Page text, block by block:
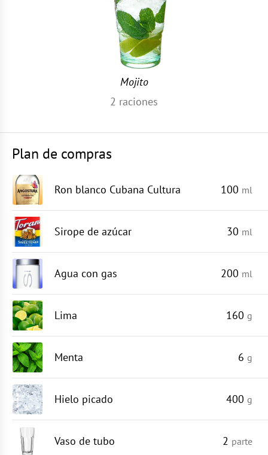
Mojito
2 raciones
Plan de compras
Ron blanco Cubana Cultura 100 ml
Sirope de azúcar 30 ml
Agua con gas 200 ml
Lima 160 g
Menta 6 g
Hielo picado 400 g
Vaso de tubo 2 parte